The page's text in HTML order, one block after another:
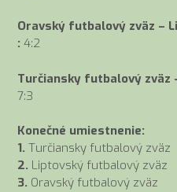
Oravský futbalový zväz –
: 4:2
Turčiansky futbalový zväz
7:3
Konečné umiestnenie:
1. Turčiansky futbalový zväz
2. Liptovský futbalový zväz
3. Oravský futbalový zväz